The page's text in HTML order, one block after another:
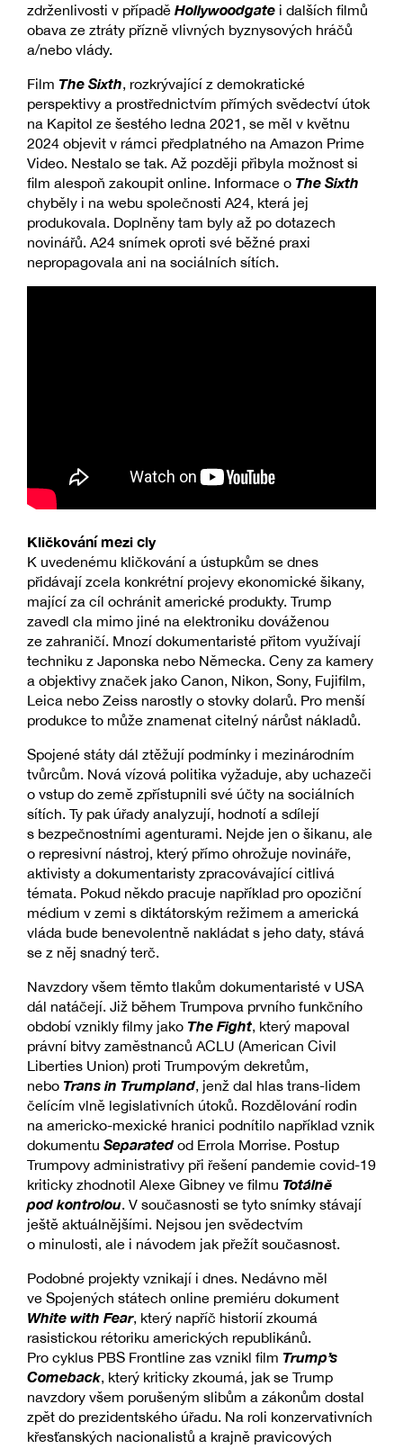
zdrženlivosti v případě Hollywoodgate i dalších filmů
obava ze ztráty přízně vlivných byznysových hráčů
a/nebo vlády.
Film The Sixth, rozkrývající z demokratické
perspektivy a prostřednictvím přímých svědectví útok
na Kapitol ze šestého ledna 2021, se měl v květnu
2024 objevit v rámci předplatného na Amazon Prime
Video. Nestalo se tak. Až později přibyla možnost si
film alespoň zakoupit online. Informace o The Sixth
chyběly i na webu společnosti A24, která jej
produkovala. Doplněny tam byly až po dotazech
novinářů. A24 snímek oproti své běžné praxi
nepropagovala ani na sociálních sítích.
Kličkování mezi cly
K uvedenému kličkování a ústupkům se dnes
přidávají zcela konkrétní projevy ekonomické šikany,
mající za cíl ochránit americké produkty. Trump
zavedl cla mimo jiné na elektroniku dováženou
ze zahraničí. Mnozí dokumentaristé přitom využívají
techniku z Japonska nebo Německa. Ceny za kamery
a objektivy značek jako Canon, Nikon, Sony, Fujifilm,
Leica nebo Zeiss narostly o stovky dolarů. Pro menší
produkce to může znamenat citelný nárůst nákladů.
Spojené státy dál ztěžují podmínky i mezinárodním
tvůrcům. Nová vízová politika vyžaduje, aby uchazeči
o vstup do země zpřístupnili své účty na sociálních
sítích. Ty pak úřady analyzují, hodnotí a sdílejí
s bezpečnostními agenturami. Nejde jen o šikanu, ale
o represivní nástroj, který přímo ohrožuje novináře,
aktivisty a dokumentaristy zpracovávající citlivá
témata. Pokud někdo pracuje například pro opoziční
médium v zemi s diktátorským režimem a americká
vláda bude benevolentně nakládat s jeho daty, stává
se z něj snadný terč.
Navzdory všem těmto tlakům dokumentaristé v USA
dál natáčejí. Již během Trumpova prvního funkčního
období vznikly filmy jako The Fight, který mapoval
právní bitvy zaměstnanců ACLU (American Civil
Liberties Union) proti Trumpovým dekretům,
nebo Trans in Trumpland, jenž dal hlas trans-lidem
čelícím vlně legislativních útoků. Rozdělování rodin
na americko-mexické hranici podnítilo například vznik
dokumentu Separated od Errola Morrise. Postup
Trumpovy administrativy při řešení pandemie covid-19
kriticky zhodnotil Alexe Gibney ve filmu Totálně
pod kontrolou. V současnosti se tyto snímky stávají
ještě aktuálnějšími. Nejsou jen svědectvím
o minulosti, ale i návodem jak přežít současnost.
Podobné projekty vznikají i dnes. Nedávno měl
ve Spojených státech online premiéru dokument
White with Fear, který napříč historií zkoumá
rasistickou rétoriku amerických republikánů.
Pro cyklus PBS Frontline zas vznikl film Trump’s
Comeback, který kriticky zkoumá, jak se Trump
navzdory všem porušeným slibům a zákonům dostal
zpět do prezidentského úřadu. Na roli konzervativních
křesťanských nacionalistů a krajně pravicových